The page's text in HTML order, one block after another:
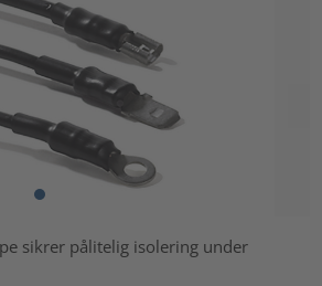
sikrer pålitelig isolering under